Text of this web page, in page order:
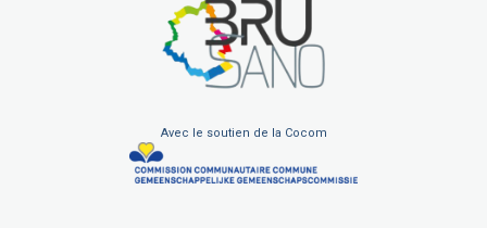
Avec le soutien de la Cocom